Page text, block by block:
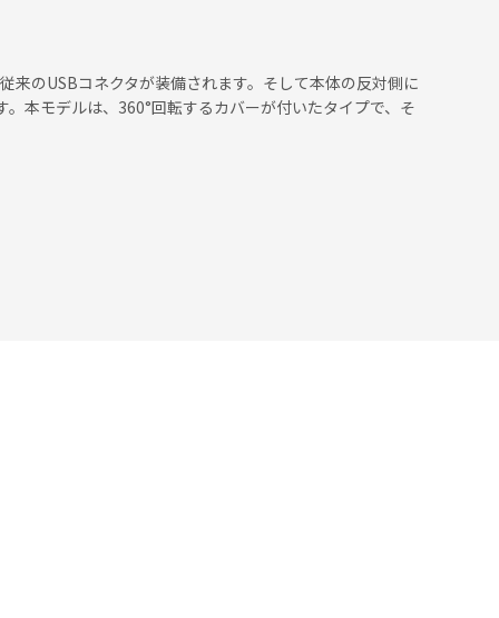
来のUSBコネクタが装備されます。そして本体の反対側に
本モデルは、360°回転するカバーが付いたタイプで、そ